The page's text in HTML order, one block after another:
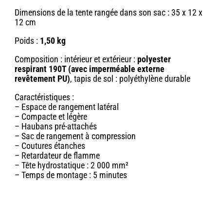
Dimensions de la tente rangée dans son sac : 35 x 12 x
12 cm
Poids : 1,50 kg
Composition : intérieur et extérieur : polyester
respirant 190T (avec imperméable externe
revêtement PU), tapis de sol : polyéthylène durable
Caractéristiques :
– Espace de rangement latéral
– Compacte et légère
– Haubans pré-attachés
– Sac de rangement à compression
– Coutures étanches
– Retardateur de flamme
– Tête hydrostatique : 2 000 mm²
– Temps de montage : 5 minutes